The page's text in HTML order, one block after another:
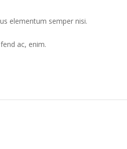
elementum semper nisi.
ac, enim.